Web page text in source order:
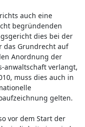
auch eine
begründenden
dies bei der
das Grundrecht auf
Anordnung der
anwaltschaft verlangt,
muss dies auch in
gelten.
vor dem Start der